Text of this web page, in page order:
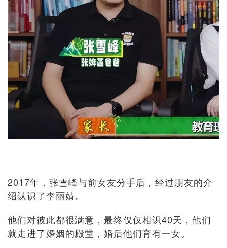
2017年，张雪峰与前女友分手后，经过朋友的介
绍认识了李丽婧。
他们对彼此都很满意，最终仅仅相识40天，他们
就走进了婚姻的殿堂，婚后他们育有一女。